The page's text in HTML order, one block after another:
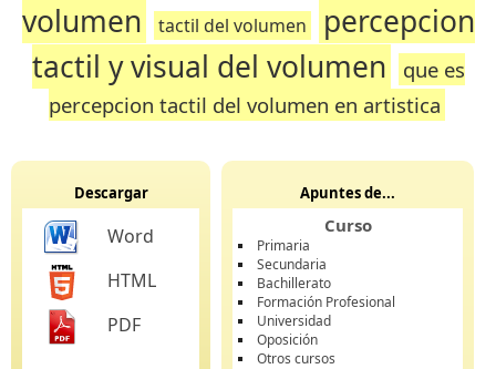
volumen
tactil del volumen
percepcion
tactil y visual del volumen
que es
percepcion tactil del volumen en artistica
Descargar
Word
HTML
PDF
Apuntes de...
Curso
Primaria
Secundaria
Bachillerato
Formación Profesional
Universidad
Oposición
Otros cursos